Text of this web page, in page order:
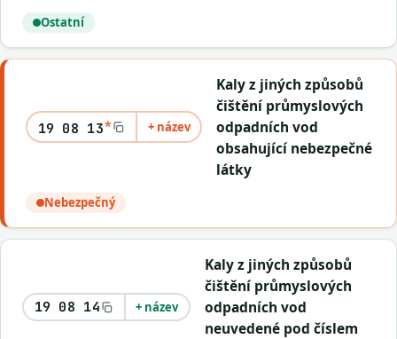
Ostatní
19 08 13* + název
Kaly z jiných způsobů
čištění průmyslových
odpadních vod
obsahující nebezpečné
látky
Nebezpečný
19 08 14 + název
Kaly z jiných způsobů
čištění průmyslových
odpadních vod
neuvedené pod číslem